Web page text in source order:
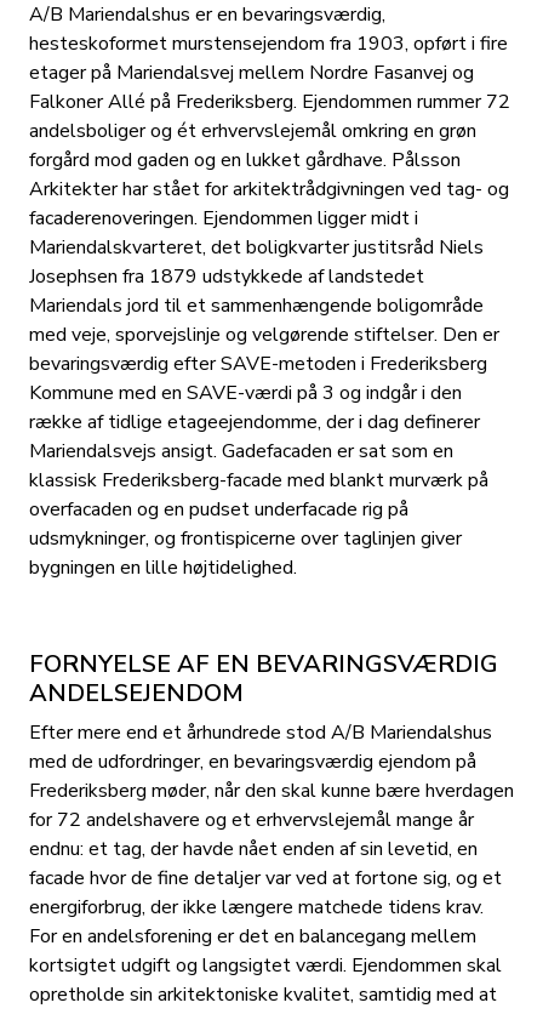
A/B Mariendalshus er en bevaringsværdig,
hesteskoformet murstensejendom fra 1903, opført i fire
etager på Mariendalsvej mellem Nordre Fasanvej og
Falkoner Allé på Frederiksberg. Ejendommen rummer 72
andelsboliger og ét erhvervslejemål omkring en grøn
forgård mod gaden og en lukket gårdhave. Pålsson
Arkitekter har stået for arkitektrådgivningen ved tag- og
facaderenoveringen. Ejendommen ligger midt i
Mariendalskvarteret, det boligkvarter justitsråd Niels
Josephsen fra 1879 udstykkede af landstedet
Mariendals jord til et sammenhængende boligområde
med veje, sporvejslinje og velgørende stiftelser. Den er
bevaringsværdig efter SAVE-metoden i Frederiksberg
Kommune med en SAVE-værdi på 3 og indgår i den
række af tidlige etageejendomme, der i dag definerer
Mariendalsvejs ansigt. Gadefacaden er sat som en
klassisk Frederiksberg-facade med blankt murværk på
overfacaden og en pudset underfacade rig på
udsmykninger, og frontispicerne over taglinjen giver
bygningen en lille højtidelighed.
FORNYELSE AF EN BEVARINGSVÆRDIG
ANDELSEJENDOM
Efter mere end et århundrede stod A/B Mariendalshus
med de udfordringer, en bevaringsværdig ejendom på
Frederiksberg møder, når den skal kunne bære hverdagen
for 72 andelshavere og et erhvervslejemål mange år
endnu: et tag, der havde nået enden af sin levetid, en
facade hvor de fine detaljer var ved at fortone sig, og et
energiforbrug, der ikke længere matchede tidens krav.
For en andelsforening er det en balancegang mellem
kortsigtet udgift og langsigtet værdi. Ejendommen skal
opretholde sin arkitektoniske kvalitet, samtidig med at